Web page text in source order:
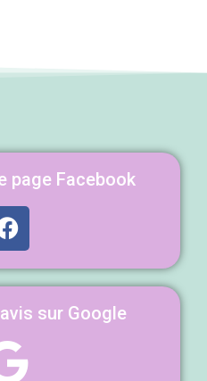
page Facebook
sur Google